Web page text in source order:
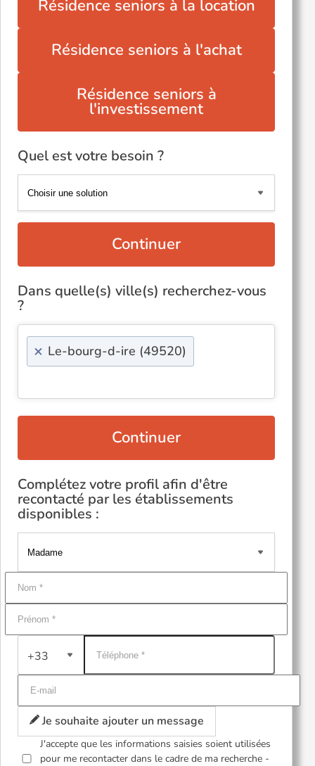
Résidence seniors à la location
Résidence seniors à l'achat
Résidence seniors à
l'investissement
Quel est votre besoin ?
Continuer
Dans quelle(s) ville(s) recherchez-vous
?
× Le-bourg-d-ire (49520)
Continuer
Complétez votre profil afin d'être
recontacté par les établissements
disponibles :
+33
Je souhaite ajouter un message
J'accepte que les informations saisies soient utilisées
pour me recontacter dans le cadre de ma recherche -